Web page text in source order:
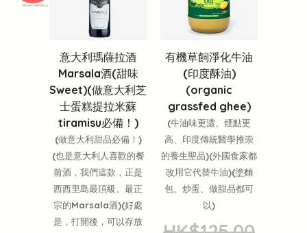
頭像生成器: 快樂家庭網上店
意大利瑪薩拉酒
Marsala酒(甜味
Sweet)(做意大利芝
士蛋糕提拉米蘇
tiramisu必備！)
(做意大利甜品必備！)
(也是意大利人喜歡的餐
前酒，我們這款，正是
西西里島最頂級、最正
宗的Marsala酒)(好處
是，打開後，可以存放
有機草飼淨化牛油
(印度酥油)
(organic
grassfed ghee)
(牛油味更濃、煙點更
高、印度傳統醫學推崇
的養生聖品)(外國食家都
改用它代替牛油)(塗麵
包、炒蛋、做甜品都可
以)